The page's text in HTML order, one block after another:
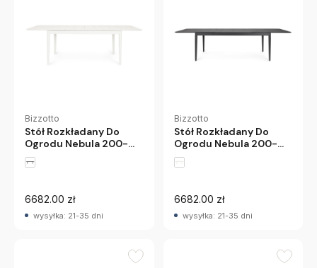
Bizzotto
Stół Rozkładany Do
Ogrodu Nebula 200-
300 Cm Biały Bizzotto
6682.00 zł
wysyłka: 21-35 dni
Bizzotto
Stół Rozkładany Do
Ogrodu Nebula 200-
300 Cm Antracytowy
Bizzotto
6682.00 zł
wysyłka: 21-35 dni